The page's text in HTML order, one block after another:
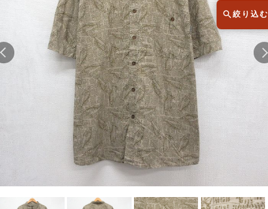
Search by Hotword今週のHOTワード（7/29〜8/4）
Tシャツ USA製 2 映画 3 ミリタリー 4
ラルフローレン 6 大きいサイズ 7 アニメ ディズニー
Search by Brand ブランドから探す
ザ・ノース・フェイ
絞り込む